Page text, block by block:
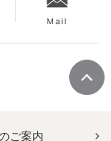
Mail
ご案内